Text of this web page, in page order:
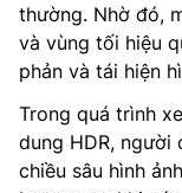
thường. Nhờ đó,
và vùng tối hiệu
phản và tái hiện
Trong quá trình
dung HDR, người
chiều sâu hình